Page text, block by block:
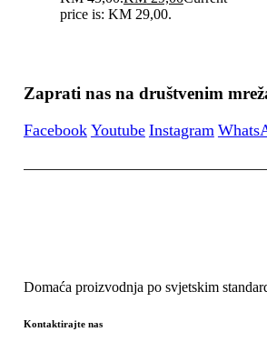
price is: KM 29,00.
Zaprati nas na društvenim
Facebook Youtube Instagram
Domaća proizvodnja po svjetskim
Kontaktirajte nas